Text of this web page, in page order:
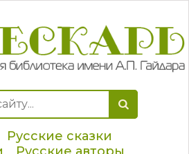
Русские сказки